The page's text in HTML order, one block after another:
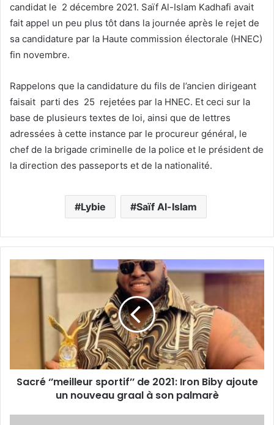
candidat le 2 décembre 2021. Saïf Al-Islam Kadhafi avait
fait appel un peu plus tôt dans la journée après le rejet de
sa candidature par la Haute commission électorale (HNEC)
fin novembre.
Rappelons que la candidature du fils de l’ancien dirigeant
faisait parti des 25 rejetées par la HNEC. Et ceci sur la
base de plusieurs textes de loi, ainsi que de lettres
adressées à cette instance par le procureur général, le
chef de la brigade criminelle de la police et le président de
la direction des passeports et de la nationalité.
Lybie Saïf Al-Islam
Sacré ‘’meilleur sportif’’ de 2021: Iron Biby ajoute
un nouveau graal à son palmarè